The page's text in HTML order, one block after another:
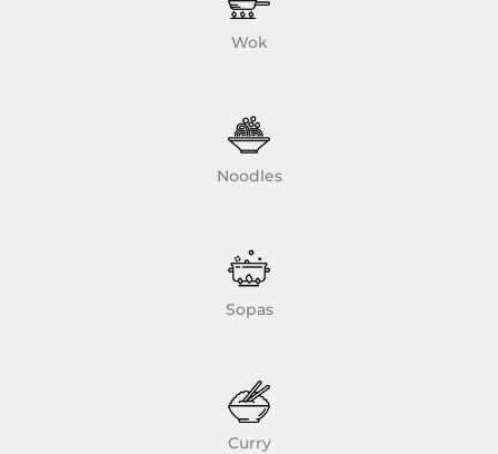
Wok
Noodles
Sopas
Curry